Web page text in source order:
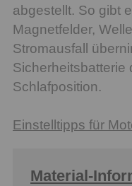
abgestellt. So gibt
Magnetfelder,
Stromausfall
Sicherheitsbatterie
Schlafposition.
Einstelltipps für
Material-